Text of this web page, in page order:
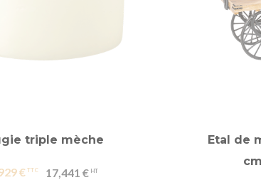
triple mèche
€ 17,441 €
Etal de